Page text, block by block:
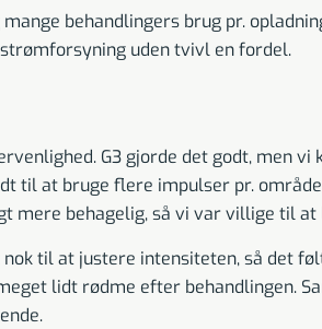
behandlingers brug pr.
strømforsyning uden tvivl en fordel.
G3 gjorde det godt, men
til at bruge flere impulser pr.
mere behagelig, så vi var villige til
til at justere intensiteten, så det
lidt rødme efter behandlingen.